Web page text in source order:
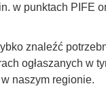
w punktach PIFE
znaleźć
ogłaszanych w
naszym regionie.